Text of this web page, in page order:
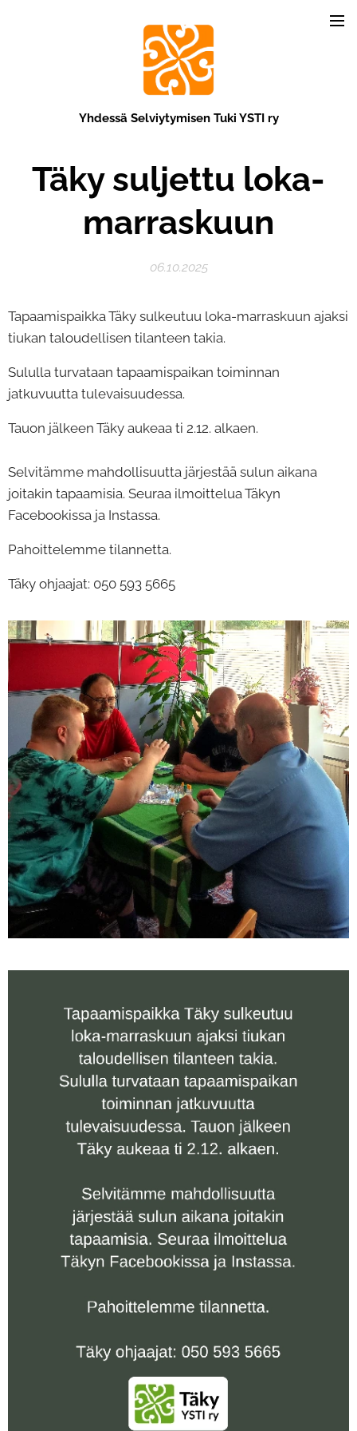
Yhdessä Selviytymisen Tuki YSTI ry
Täky suljettu loka-
marraskuun
06.10.2025
Tapaamispaikka Täky sulkeutuu loka-marraskuun ajaksi
tiukan taloudellisen tilanteen takia.
Sululla turvataan tapaamispaikan toiminnan
jatkuvuutta tulevaisuudessa.
Tauon jälkeen Täky aukeaa ti 2.12. alkaen.
Selvitämme mahdollisuutta järjestää sulun aikana
joitakin tapaamisia. Seuraa ilmoittelua Täkyn
Facebookissa ja Instassa.
Pahoittelemme tilannetta.
Täky ohjaajat: 050 593 5665